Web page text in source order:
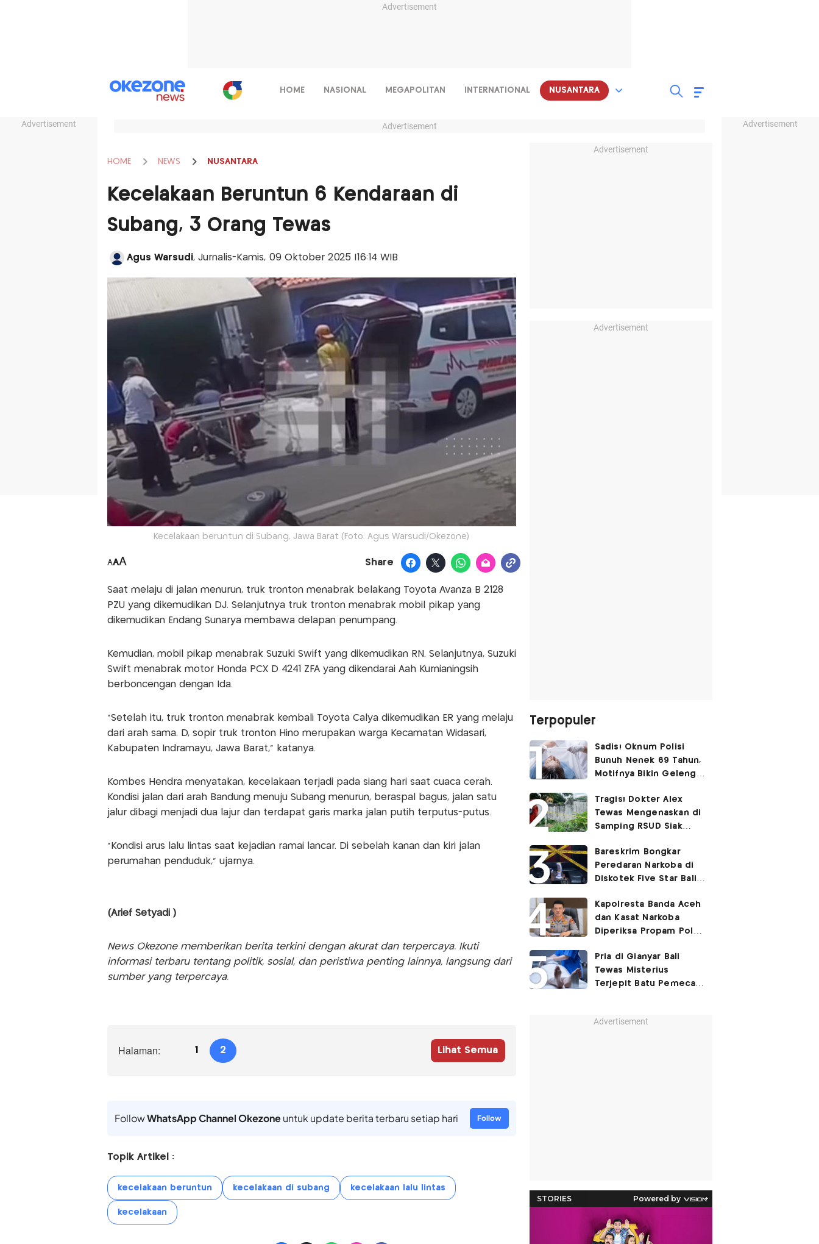
Advertisement
Advertisement Advertisement
HOME NASIONAL MEGAPOLITAN INTERNATIONAL NUSANTARA
Advertisement
HOME NEWS NUSANTARA
Kecelakaan Beruntun 6 Kendaraan di
Subang, 3 Orang Tewas
Agus Warsudi, Jurnalis-Kamis, 09 Oktober 2025 |16:14 WIB
Kecelakaan beruntun di Subang, Jawa Barat (Foto: Agus Warsudi/Okezone)
AAA Share
Saat melaju di jalan menurun, truk tronton menabrak belakang Toyota Avanza B 2128
PZU yang dikemudikan DJ. Selanjutnya truk tronton menabrak mobil pikap yang
dikemudikan Endang Sunarya membawa delapan penumpang.
Kemudian, mobil pikap menabrak Suzuki Swift yang dikemudikan RN. Selanjutnya, Suzuki
Swift menabrak motor Honda PCX D 4241 ZFA yang dikendarai Aah Kurnianingsih
berboncengan dengan Ida.
"Setelah itu, truk tronton menabrak kembali Toyota Calya dikemudikan ER yang melaju
dari arah sama. D, sopir truk tronton Hino merupakan warga Kecamatan Widasari,
Kabupaten Indramayu, Jawa Barat," katanya.
Kombes Hendra menyatakan, kecelakaan terjadi pada siang hari saat cuaca cerah.
Kondisi jalan dari arah Bandung menuju Subang menurun, beraspal bagus, jalan satu
jalur dibagi menjadi dua lajur dan terdapat garis marka jalan putih terputus-putus.
"Kondisi arus lalu lintas saat kejadian ramai lancar. Di sebelah kanan dan kiri jalan
perumahan penduduk," ujarnya.
(Arief Setyadi )
News Okezone memberikan berita terkini dengan akurat dan terpercaya. Ikuti
informasi terbaru tentang politik, sosial, dan peristiwa penting lainnya, langsung dari
sumber yang terpercaya.
Halaman: 1 2 Lihat Semua
FollowWhatsApp Channel Okezoneuntuk update berita terbaru setiap hari Follow
Topik Artikel :
kecelakaan beruntun kecelakaan di subang kecelakaan lalu lintas
kecelakaan
Advertisement
Advertisement
Terpopuler
Sadis! Oknum Polisi
Bunuh Nenek 69 Tahun,
Motifnya Bikin Geleng
Tragis! Dokter Alex
Tewas Mengenaskan di
Samping RSUD Siak
Rocuronium
Bareskrim Bongkar
Peredaran Narkoba di
Diskotek Five Star Bali,
Kapolresta Banda Aceh
dan Kasat Narkoba
Diperiksa Propam Polri,
Pria di Gianyar Bali
Tewas Misterius
Terjepit Batu Pemecah
Advertisement